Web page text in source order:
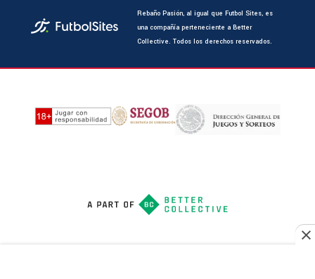
Rebaño Pasión, al igual que Futbol Sites, es
una compañía perteneciente a Better
Collective. Todos los derechos reservados.